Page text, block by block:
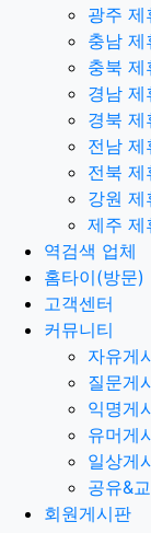
광주 제
충남 제
충북 제
경남 제
경북 제
전남 제
전북 제
강원 제
제주 제
역검색 업체
홈타이(방문)
고객센터
커뮤니티
자유게
질문게
익명게
유머게
일상게
공유&
회원게시판